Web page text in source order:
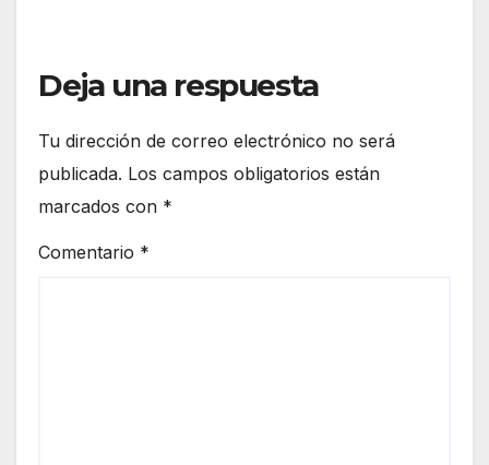
Deja una respuesta
Tu dirección de correo electrónico no será
publicada. Los campos obligatorios están
marcados con *
Comentario *